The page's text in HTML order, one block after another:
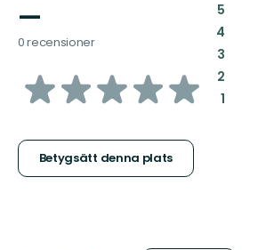
—
0 recensioner
av
stjärnor
Betygsätt denna plats
5:
4:
3:
2:
1: